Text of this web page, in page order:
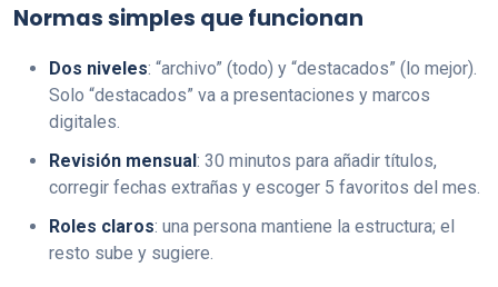
Normas simples que funcionan
Dos niveles: “archivo” (todo) y “destacados” (lo mejor).
Solo “destacados” va a presentaciones y marcos
digitales.
Revisión mensual: 30 minutos para añadir títulos,
corregir fechas extrañas y escoger 5 favoritos del mes.
Roles claros: una persona mantiene la estructura; el
resto sube y sugiere.